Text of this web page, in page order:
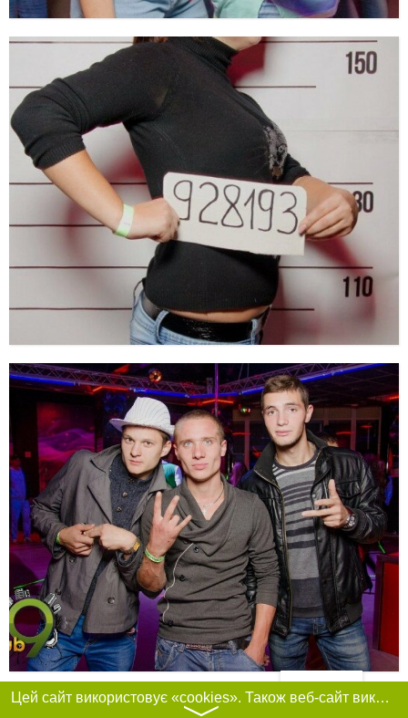
Фільтри
Цей сайт використовує «cookies». Також веб-сайт використовує інтернет-сервіс для збору технічних даних стосовно відвідувачів з метою отримання маркетингової та статистичної інформації. Умови обробки даних відвідувачів сайту див.
〉